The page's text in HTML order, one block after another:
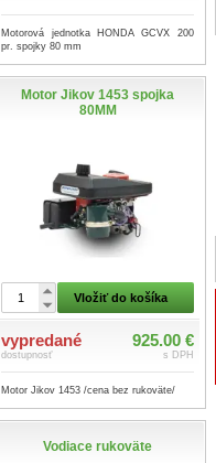
Motorová jednotka HONDA GCVX 200
pr. spojky 80 mm
Motor Jikov 1453 spojka
80MM
Vložiť do košíka
vypredané
dostupnosť
925.00 €
s DPH
Motor Jikov 1453 /cena bez rukoväte/
Vodiace rukoväte